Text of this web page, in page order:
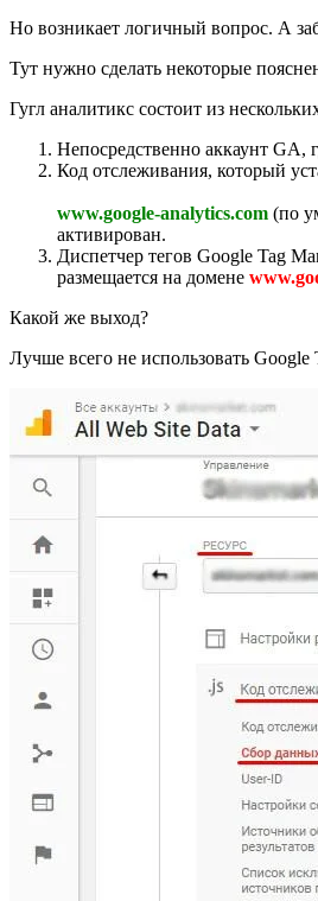
Но возникает логичный вопрос. А
Тут нужно сделать некоторые
Гугл аналитикс состоит из
Непосредственно аккаунт GA,
Код отслеживания, который
www.google-analytics.com (по
активирован.
Диспетчер тегов Google Tag
размещается на домене
Какой же выход?
Лучше всего не использовать